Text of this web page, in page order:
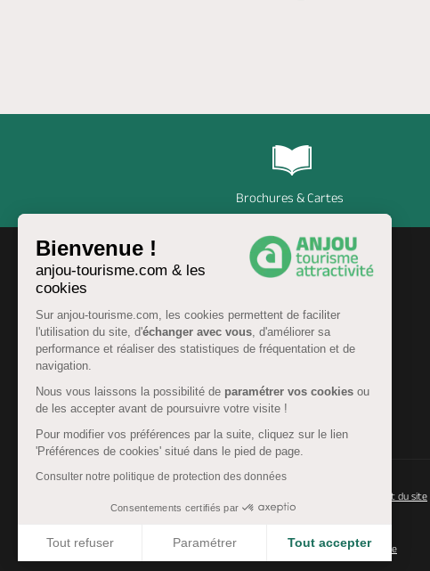
Bienvenue !
anjou-tourisme.com & les
cookies
Sur anjou-tourisme.com, les cookies permettent de faciliter
l'utilisation du site, d'échanger avec vous, d'améliorer sa
performance et réaliser des statistiques de fréquentation et de
navigation.
Nous vous laissons la possibilité de paramétrer vos cookies ou
de les accepter avant de poursuivre votre visite !
Pour modifier vos préférences par la suite, cliquez sur le lien
'Préférences de cookies' situé dans le pied de page.
Consulter notre politique de protection des données
Consentements certifiés par
Tout refuser Paramétrer Tout accepter
Brochures & Cartes
Fonctionnement du site
CGU Réservation-Accessibilité : partiellement conforme